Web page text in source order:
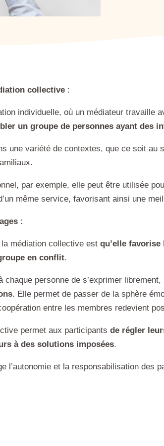
collective:
individuelle, où un médiateur travaille
un groupe de personnes ayant des
une variété de contextes, que ce soit au
par exemple, elle peut être utilisée
même service, favorisant ainsi une
:
médiation collective est qu’elle
en conflit.
chaque personne de s’exprimer
. Elle permet de passer de la sphère
entre les membres redevient
permet aux participants de régler
à des solutions imposées.
l’autonomie et la responsabilisation des